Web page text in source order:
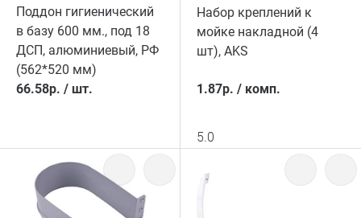
Поддон гигиенический
в базу 600 мм., под 18
ДСП, алюминиевый, РФ
(562*520 мм)
66.58р. / шт.
Набор креплений к
мойке накладной (4
шт), AKS
1.87р. / комп.
5.0